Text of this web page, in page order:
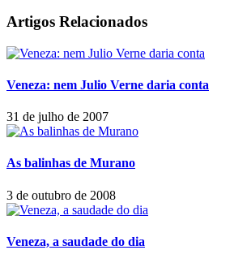
Artigos Relacionados
Veneza: nem Julio Verne daria conta
31 de julho de 2007
As balinhas de Murano
3 de outubro de 2008
Veneza, a saudade do dia